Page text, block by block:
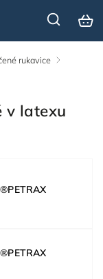
rukavice /
v latexu